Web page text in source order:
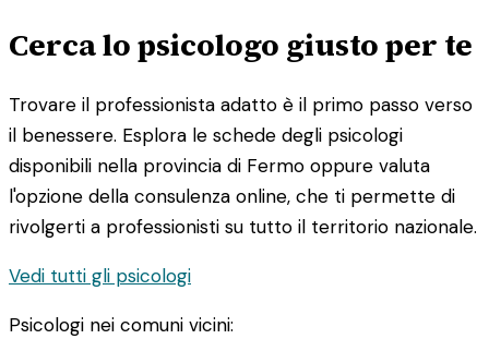
Cerca lo psicologo giusto per te
Trovare il professionista adatto è il primo passo verso
il benessere. Esplora le schede degli psicologi
disponibili nella provincia di Fermo oppure valuta
l'opzione della consulenza online, che ti permette di
rivolgerti a professionisti su tutto il territorio nazionale.
Vedi tutti gli psicologi
Psicologi nei comuni vicini: